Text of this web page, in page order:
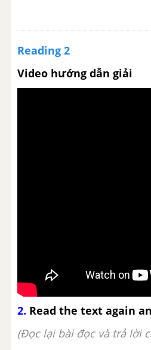
Reading 2
Video hướng dẫn giải
2. Read the text again
(Đọc lại bài đọc và trả lời